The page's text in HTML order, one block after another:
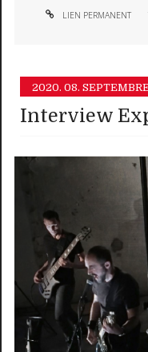
LIEN PERMANENT
2020. 08.
Interview